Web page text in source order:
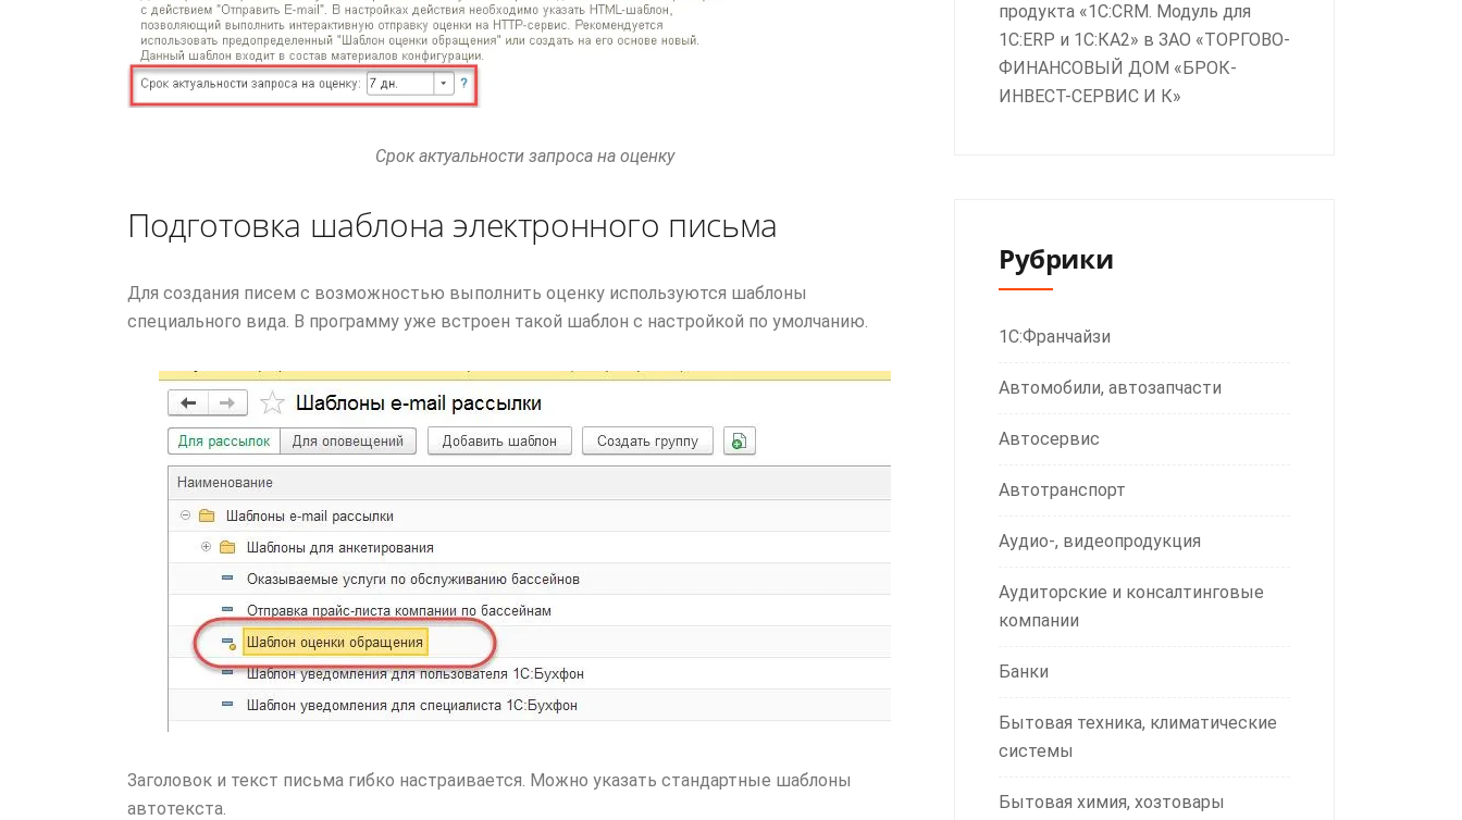
Срок актуальности запроса на оценку
Подготовка шаблона электронного письма
Для создания писем с возможностью выполнить оценку используются шаблоны
специального вида. В программу уже встроен такой шаблон с настройкой по умолчанию.
Заголовок и текст письма гибко настраивается. Можно указать стандартные шаблоны
автотекста.
продукта «1С:CRM. Модуль для
1С:ERP и 1С:КА2» в ЗАО «ТОРГОВО-
ФИНАНСОВЫЙ ДОМ «БРОК-
ИНВЕСТ-СЕРВИС И К»
Рубрики
1С:Франчайзи
Автомобили, автозапчасти
Автосервис
Автотранспорт
Аудио-, видеопродукция
Аудиторские и консалтинговые
компании
Банки
Бытовая техника, климатические
системы
Бытовая химия, хозтовары